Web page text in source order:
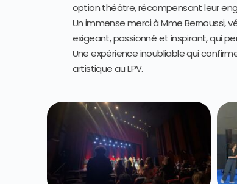
option théâtre, récompensant leur
Un immense merci à Mme Bernoussi,
exigeant, passionné et inspirant, qui
Une expérience inoubliable qui
artistique au LPV.